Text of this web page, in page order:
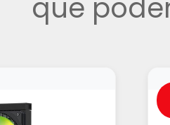
que